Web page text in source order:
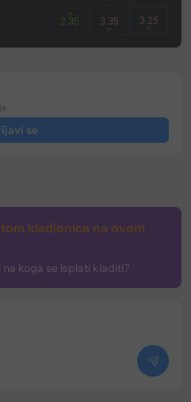
2.35 3.35 3.25
se
kladionica na ovom
koga se isplati kladiti?